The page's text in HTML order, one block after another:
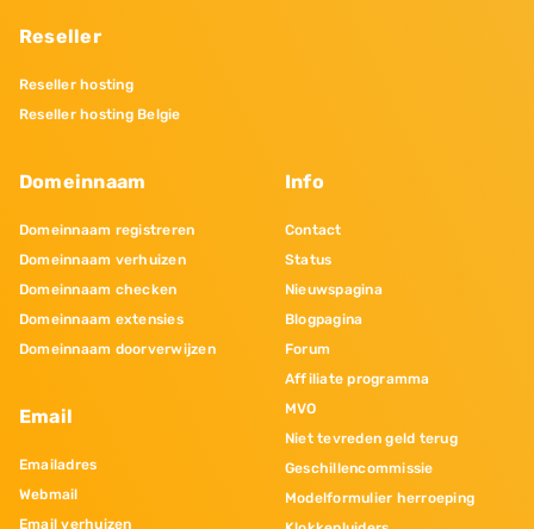
Reseller
Reseller hosting
Reseller hosting Belgie
Domeinnaam
Domeinnaam registreren
Domeinnaam verhuizen
Domeinnaam checken
Domeinnaam extensies
Domeinnaam doorverwijzen
Email
Emailadres
Webmail
Email verhuizen
Info
Contact
Status
Nieuwspagina
Blogpagina
Forum
Affiliate programma
MVO
Niet tevreden geld terug
Geschillencommissie
Modelformulier herroeping